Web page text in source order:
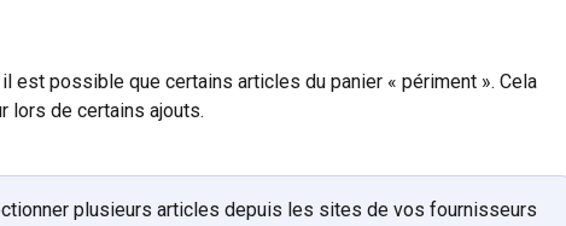
est possible que certains articles du panier « périment ». Cela
lors de certains ajouts.
plusieurs articles depuis les sites de vos fournisseurs